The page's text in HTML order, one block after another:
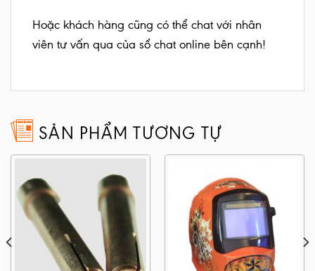
Hoặc khách hàng cũng có thể chat với nhân
viên tư vấn qua của sổ chat online bên cạnh!
SẢN PHẨM TƯƠNG TỰ